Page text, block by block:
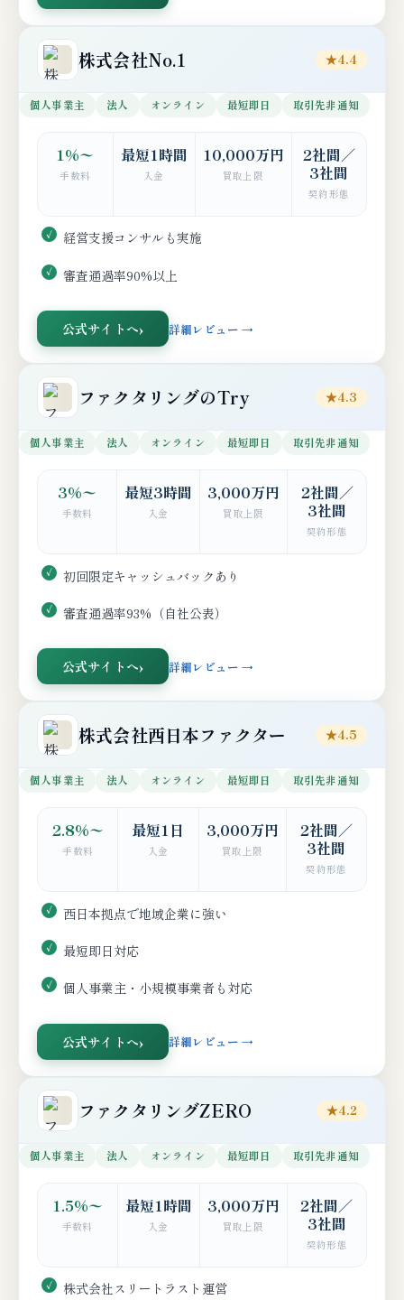
株式会社No.1 ★4.4
個人事業主 法人 オンライン 最短即日 取引先非通知
1%〜
手数料
最短1時間
入金
10,000万円
買取上限
2社間／
3社間
契約形態
経営支援コンサルも実施
審査通過率90%以上
公式サイトへ 詳細レビュー →
ファクタリングのTry ★4.3
個人事業主 法人 オンライン 最短即日 取引先非通知
3%〜
手数料
最短3時間
入金
3,000万円
買取上限
2社間／
3社間
契約形態
初回限定キャッシュバックあり
審査通過率93%（自社公表）
公式サイトへ 詳細レビュー →
株式会社西日本ファクター ★4.5
個人事業主 法人 オンライン 最短即日 取引先非通知
2.8%〜
手数料
最短1日
入金
3,000万円
買取上限
2社間／
3社間
契約形態
西日本拠点で地域企業に強い
最短即日対応
個人事業主・小規模事業者も対応
公式サイトへ 詳細レビュー →
ファクタリングZERO ★4.2
個人事業主 法人 オンライン 最短即日 取引先非通知
1.5%〜
手数料
最短1時間
入金
3,000万円
買取上限
2社間／
3社間
契約形態
株式会社スリートラスト運営